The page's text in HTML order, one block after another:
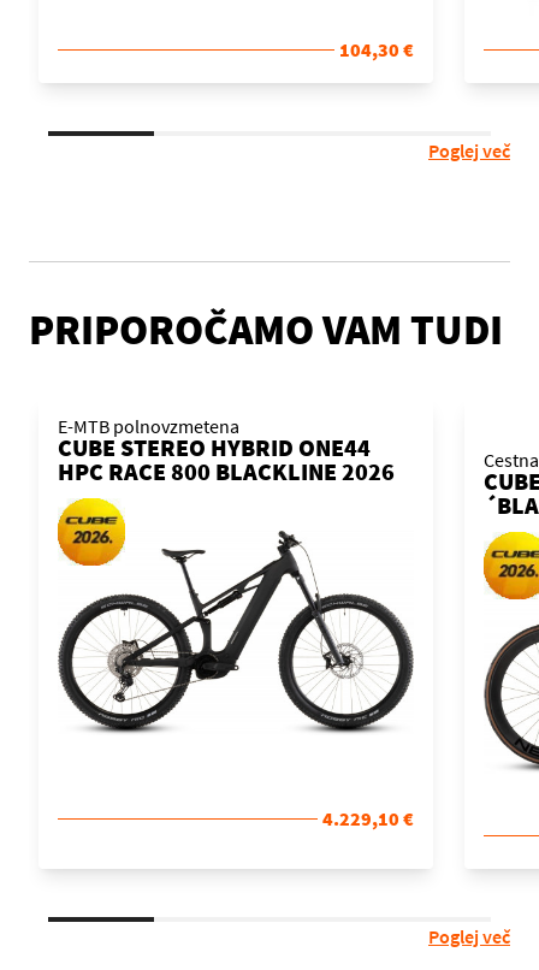
104,30 €
Poglej več
PRIPOROČAMO VAM TUDI
E-MTB polnovzmetena
CUBE STEREO HYBRID ONE44
HPC RACE 800 BLACKLINE 2026
KOLO
4.229,10 €
Poglej več